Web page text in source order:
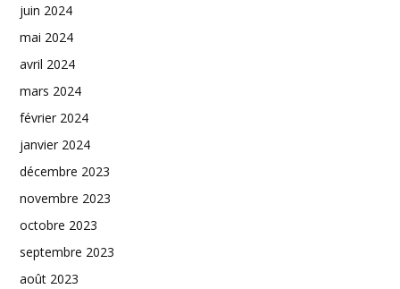
juin 2024
mai 2024
avril 2024
mars 2024
février 2024
janvier 2024
décembre 2023
novembre 2023
octobre 2023
septembre 2023
août 2023